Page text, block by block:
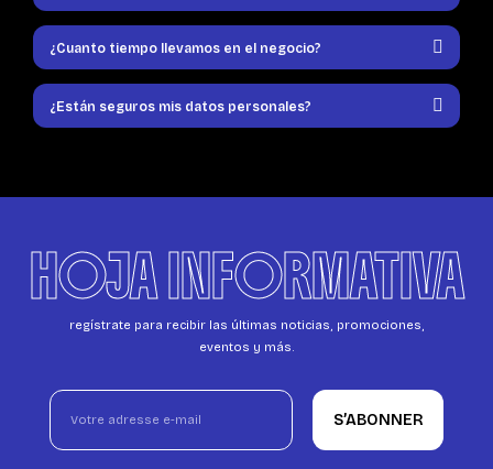
¿Cuanto tiempo llevamos en el negocio?
¿Están seguros mis datos personales?
HOJA INFORMATIVA
regístrate para recibir las últimas noticias, promociones,
eventos y más.
S’ABONNER